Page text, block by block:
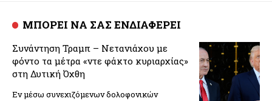
ΜΠΟΡΕΙ ΝΑ ΣΑΣ ΕΝΔΙΑΦΕΡΕΙ
Συνάντηση Τραμπ – Νετανιάχου με
φόντο τα μέτρα «ντε φάκτο κυριαρχίας»
στη Δυτική Όχθη
Εν μέσω συνεχιζόμενων δολοφονικών